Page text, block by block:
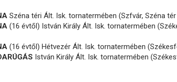
Széna téri Ált. Isk. tornatermében (Szfvár, Széna tér
(16 évtől) István Király Ált. Isk. tornatermében
(16 évtől) Hétvezér Ált. Isk. tornatermében
István Király Ált. Isk. tornatermében